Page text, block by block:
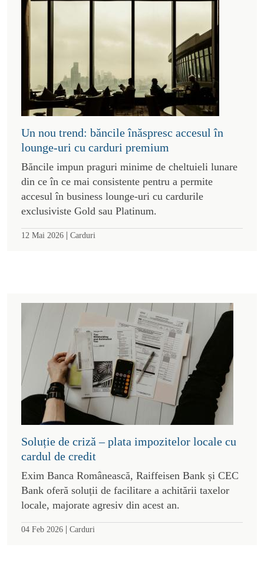
Un nou trend: băncile înăspresc accesul în
lounge-uri cu carduri premium
Băncile impun praguri minime de cheltuieli lunare
din ce în ce mai consistente pentru a permite
accesul în business lounge-uri cu cardurile
exclusiviste Gold sau Platinum.
12 Mai 2026 | Carduri
Soluție de criză – plata impozitelor locale cu
cardul de credit
Exim Banca Românească, Raiffeisen Bank și CEC
Bank oferă soluții de facilitare a achitării taxelor
locale, majorate agresiv din acest an.
04 Feb 2026 | Carduri